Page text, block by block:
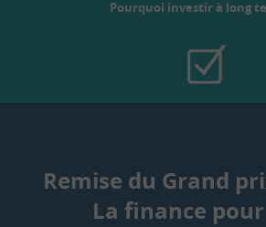
Pourquoi investir à long
Remise du Grand
La finance